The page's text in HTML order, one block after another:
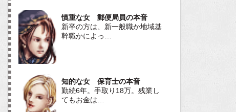
慎重な女 郵便局員の本音
新卒の方は、新一般職か地域基
幹職かによっ…
知的な女 保育士の本音
勤続6年。手取り18万。残業し
てもお金は…